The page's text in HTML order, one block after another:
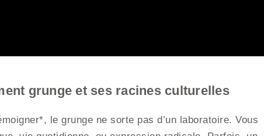
grunge et ses racines culturelles
le grunge ne sorte pas d’un laboratoire. Vous